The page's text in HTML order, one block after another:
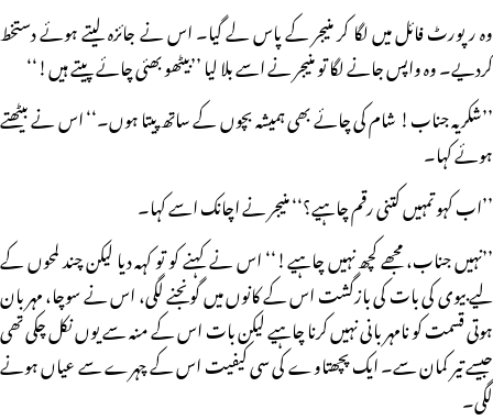
وہ رپورٹ فائل میں لگا کر منیجر کے پاس لے گیا۔ اس نے جائزہ لیتے ہوئے دستخط
کردیے۔ وہ واپس جانے لگا تو منیجر نے اسے بلا لیا ’’بیٹھو بھئی چائے پیتے ہیں!‘‘
’’شکریہ جناب! شام کی چائے بھی ہمیشہ بچوں کے ساتھ پیتا ہوں۔‘‘ اس نے بیٹھتے
ہوئے کہا۔
’’اب کہو تمہیں کتنی رقم چاہیے؟‘‘ منیجر نے اچانک اسے کہا۔
’’نہیں جناب، مجھے کچھ نہیں چاہیے!‘‘ اس نے کہنے کو تو کہہ دیا لیکن چند لمحوں کے
لیے بیوی کی بات کی بازگشت اس کے کانوں میں گونجنے لگی، اس نے سوچا، مہربان
ہوتی قسمت کو نامہربانی نہیں کرنا چاہیے لیکن بات اس کے منہ سے یوں نکل چکی تھی
جیسے تیر کمان سے۔ ایک پچھتاوے کی سی کیفیت اس کے چہرے سے عیاں ہونے
لگی۔